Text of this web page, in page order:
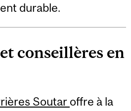
durable.
conseillères en
Soutar offre à la